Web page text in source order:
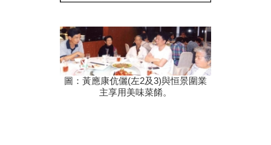
圖：黃應康伉儷(左2及3)與恒景圍業
主享用美味菜餚。